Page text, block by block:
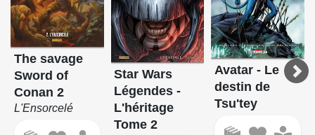
The savage
Sword of
Conan 2
L'Ensorcelé
Star Wars
Légendes -
L'héritage
Tome 2
Avatar - Le
destin de
Tsu'tey